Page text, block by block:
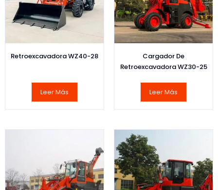
Retroexcavadora WZ40-28
Leer Más
Cargador De
Retroexcavadora WZ30-25
Leer Más